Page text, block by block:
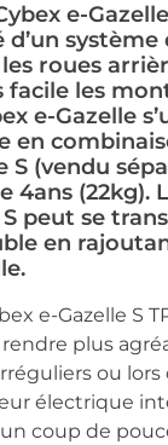
e-
système
roues
facile les
e-Gazelle
en
S (vendu
4ans (22kg).
S peut se
en
e-Gazelle S
plus
ou lors
électrique
coup de